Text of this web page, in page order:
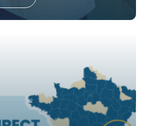
en Équipe Mobile